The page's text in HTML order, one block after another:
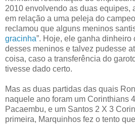
2010 envolvendo as duas equipes,
em relação a uma peleja do
reclamou que alguns meninos
gracinha”. Hoje, ele ganha dinheiro
desses meninos e talvez pudesse
coisa, caso a transferência do
tivesse dado certo.
Mas as duas partidas das quais
naquele ano foram um Corinthians
Pacaembu, e um Santos 2 X 3
primeira, Marquinhos fez o tento